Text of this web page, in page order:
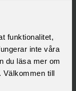
funktionalitet,
inte våra
du läsa mer om
Välkommen till